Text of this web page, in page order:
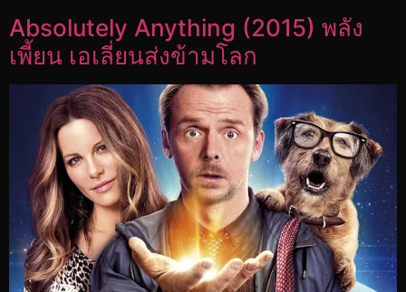
Absolutely Anything (2015) พลัง
เพี้ยน เอเลี่ยนส่งข้ามโลก